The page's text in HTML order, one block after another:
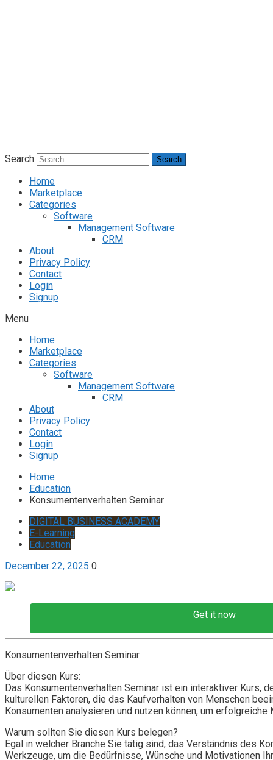
Search Search
Home
Marketplace
Categories
Software
Management Software
CRM
About
Privacy Policy
Contact
Login
Signup
Menu
Home
Marketplace
Categories
Software
Management Software
CRM
About
Privacy Policy
Contact
Login
Signup
Home
Education
Konsumentenverhalten Seminar
DIGITAL BUSINESS ACADEMY
E-Learning
Education
December 22, 2025 0
Get it now
Konsumentenverhalten Seminar
Über diesen Kurs:
Das Konsumentenverhalten Seminar ist ein interaktiver Kurs,
kulturellen Faktoren, die das Kaufverhalten von Menschen
Konsumenten analysieren und nutzen können, um
Warum sollten Sie diesen Kurs belegen?
Egal in welcher Branche Sie tätig sind, das Verständnis des
Werkzeuge, um die Bedürfnisse, Wünsche und Motivationen